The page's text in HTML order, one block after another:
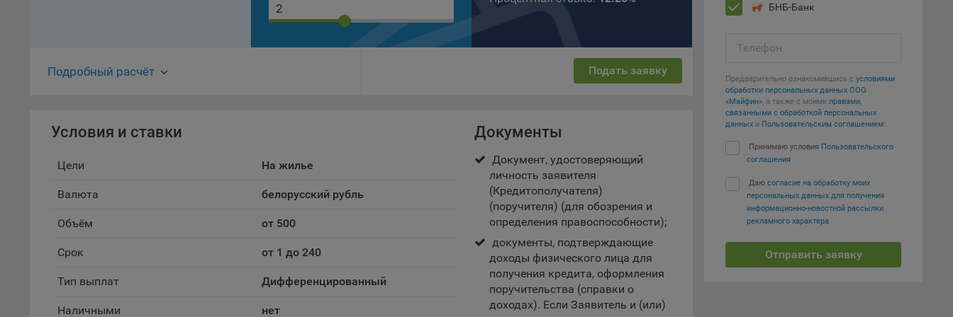
осуществляют использование веб-сайта Общества с доменным именем
«bankibel.by», для каких целей и каким образом Общество обрабатывает
Файлы cookie являются текстовыми файлами, сохраненными в браузере
совершенных пользователем. Эти файлы позволяют не вводить заново или
выбирать те же параметры при повторном посещении того или иного сайта,
Целями обработки файлов cookie являются:
Общество не использует файлы cookie для идентификации субъектов
сайтами, которые посещает пользователь), так и сторонние файлы cookie
(задаются сервером, расположенным вне домена наших сайтов).
Общество обрабатывает обезличенные данные пользователей сайта
(включая файлы «cookie»), собираемые с помощью сервисов Интернет-
Подробный расчёт Подать заявку
Условия и ставки
Цели На жилье
Валюта белорусский рубль
Объём от 500
Срок от 1 до 240
Тип выплат Дифференцированный
Наличными нет
Документы
Документ, удостоверяющий
личность заявителя
(Кредитополучателя)
(поручителя) (для обозрения и
определения правоспособности);
документы, подтверждающие
доходы физического лица для
получения кредита, оформления
поручительства (справки о
доходах). Если Заявитель и (или)
БНБ-Банк
Телефон
Предварительно ознакомившись с условиями
обработки персональных данных ООО
«Майфин», а также с моими правами,
связанными с обработкой персональных
данных и Пользовательским соглашением:
Принимаю условия Пользовательского
соглашения
Даю согласие на обработку моих
персональных данных для получения
информационно-новостной рассылки
рекламного характера
Отправить заявку